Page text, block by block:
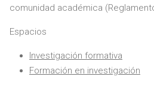
comunidad académica
Espacios
Investigación formativa
Formación en investigación